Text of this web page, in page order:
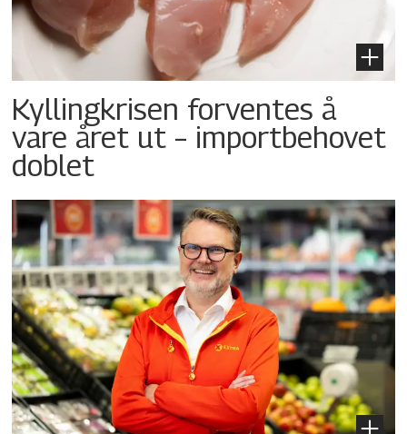
Kyllingkrisen forventes å
vare året ut – importbehovet
doblet